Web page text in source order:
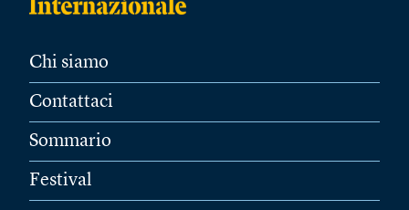
Chi siamo
Contattaci
Sommario
Festival